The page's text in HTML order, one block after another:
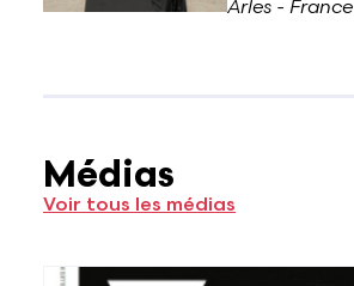
Arles - France
Médias
Voir tous les médias
Voir plus